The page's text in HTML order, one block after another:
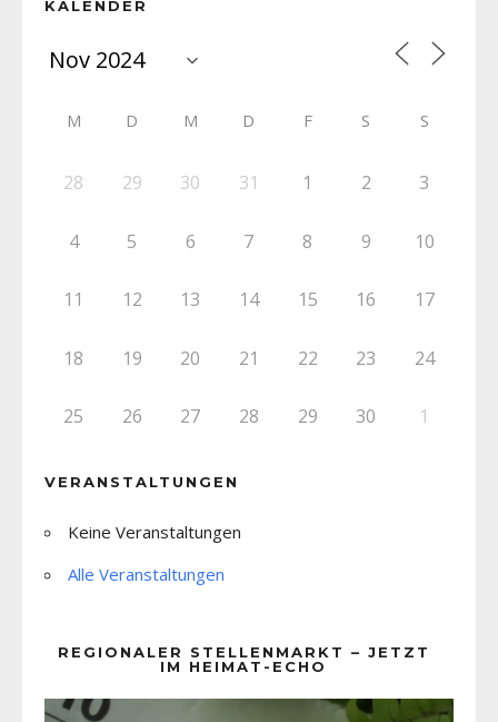
KALENDER
M D M D F S S
28 29 30 31 1 2 3
4 5 6 7 8 9 10
11 12 13 14 15 16 17
18 19 20 21 22 23 24
25 26 27 28 29 30 1
VERANSTALTUNGEN
Keine Veranstaltungen
Alle Veranstaltungen
REGIONALER STELLENMARKT – JETZT
IM HEIMAT-ECHO